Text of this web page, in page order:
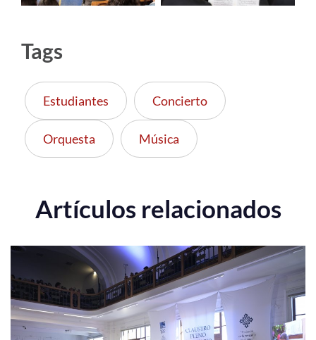
Tags
Estudiantes Concierto
Orquesta Música
Artículos relacionados